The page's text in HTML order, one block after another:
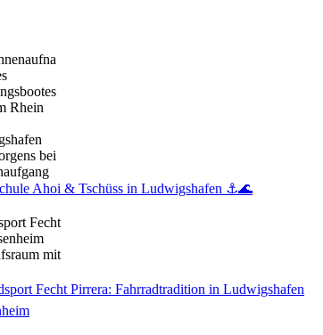
Ahoi & Tschüss in Ludwigshafen ⚓🌊
Fecht Pirrera: Fahrradtradition in Ludwigshafen